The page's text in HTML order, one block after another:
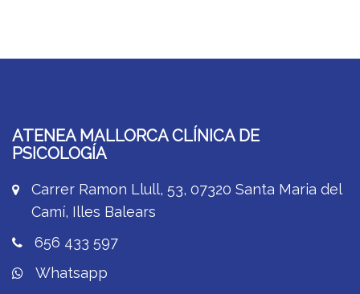
ATENEA MALLORCA CLÍNICA DE
PSICOLOGÍA
Carrer Ramon Llull, 53, 07320 Santa Maria del
Camí, Illes Balears
656 433 597
Whatsapp